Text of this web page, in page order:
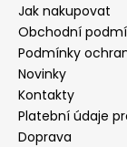
Jak nakupovat
Obchodní
Podmínky
Novinky
Kontakty
Platební údaje
Doprava